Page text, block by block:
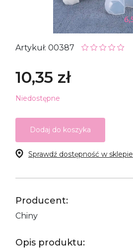
Artykuł: 00387
10,35 zł
Niedostępne
Dodaj do koszyka
Sprawdź dostępność w sklepie
Producent:
Chiny
Opis produktu: